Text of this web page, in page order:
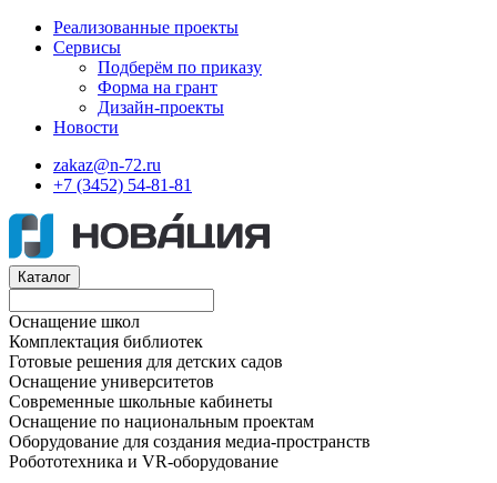
Реализованные проекты
Сервисы
Подберём по приказу
Форма на грант
Дизайн-проекты
Новости
zakaz@n-72.ru
+7 (3452) 54-81-81
Каталог
Оснащение школ
Комплектация библиотек
Готовые решения для детских садов
Оснащение университетов
Современные школьные кабинеты
Оснащение по национальным проектам
Оборудование для создания медиа-пространств
Робототехника и VR-оборудование